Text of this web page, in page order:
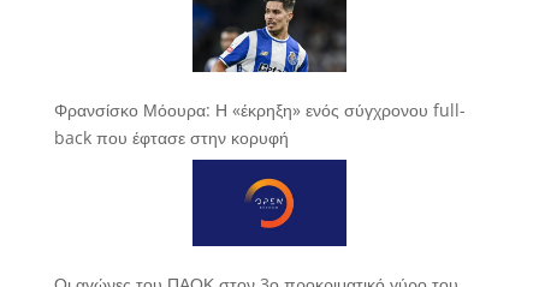
Φρανσίσκο Μόουρα: Η «έκρηξη» ενός σύγχρονου full-
back που έφτασε στην κορυφή